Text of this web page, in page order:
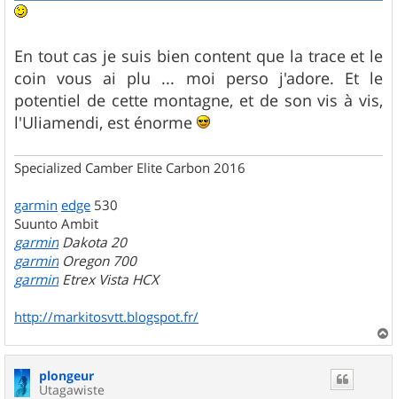
En tout cas je suis bien content que la trace et le
coin vous ai plu ... moi perso j'adore. Et le
potentiel de cette montagne, et de son vis à vis,
l'Uliamendi, est énorme
Specialized Camber Elite Carbon 2016
garmin edge 530
Suunto Ambit
garmin Dakota 20
garmin Oregon 700
garmin Etrex Vista HCX
http://markitosvtt.blogspot.fr/
a
plongeur
Utagawiste